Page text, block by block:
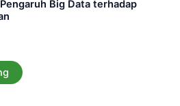
Big Data terhadap